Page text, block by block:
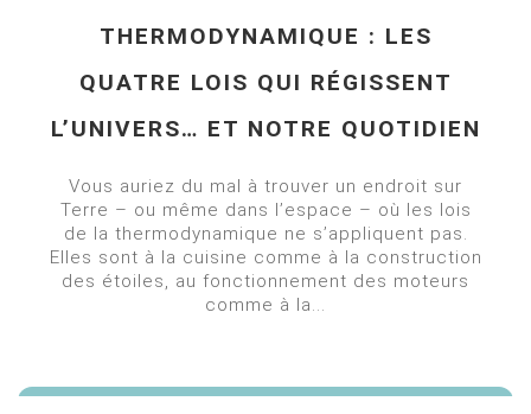
THERMODYNAMIQUE : LES
QUATRE LOIS QUI RÉGISSENT
L’UNIVERS… ET NOTRE QUOTIDIEN
Vous auriez du mal à trouver un endroit sur
Terre – ou même dans l’espace – où les lois
de la thermodynamique ne s’appliquent pas.
Elles sont à la cuisine comme à la construction
des étoiles, au fonctionnement des moteurs
comme à la...